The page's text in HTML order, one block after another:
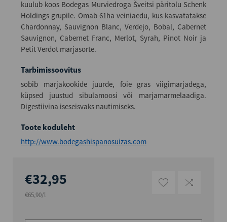
kuulub koos Bodegas Murviedroga Šveitsi päritolu Schenk
Holdings grupile. Omab 61ha veiniaedu, kus kasvatatakse
Chardonnay, Sauvignon Blanc, Verdejo, Bobal, Cabernet
Sauvignon, Cabernet Franc, Merlot, Syrah, Pinot Noir ja
Petit Verdot marjasorte.
Tarbimissoovitus
sobib marjakookide juurde, foie gras viigimarjadega,
küpsed juustud sibulamoosi või marjamarmelaadiga.
Digestiivina iseseisvaks nautimiseks.
Toote koduleht
http://www.bodegashispanosuizas.com
€32,95
€65,90/l